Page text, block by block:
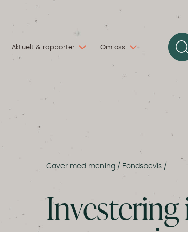
Aktuelt & rapporter Om oss
Gaver med mening / Fondsbevis /